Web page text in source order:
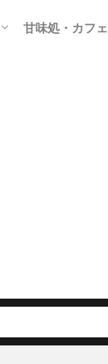
甘味処・カフェ